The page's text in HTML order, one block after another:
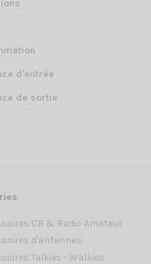
d'entrée
de sortie
CB & Radio Amateur
d'antennes
Talkies - Walkies